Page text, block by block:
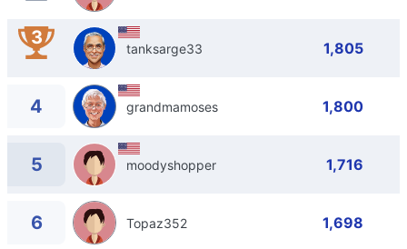
3 tanksarge33 1,805
4 grandmamoses 1,800
5 moodyshopper 1,716
6 Topaz352 1,698